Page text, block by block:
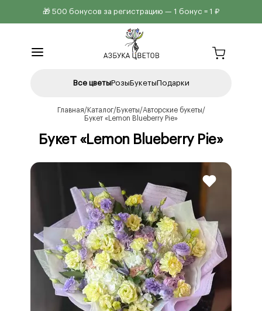
🎁 500 бонусов за регистрацию — 1 бонус = 1 ₽
Все цветыРозыБукетыПодарки
Главная Каталог Букеты Авторские букеты
Букет «Lemon Blueberry Pie»
Букет «Lemon Blueberry Pie»